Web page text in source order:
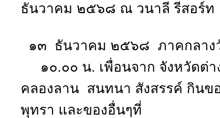
ธันวาคม ๒๕๖๘ ณ วนาลี รีสอร์ท
๑๓ ธันวาคม ๒๕๖๘ ภาคกลาง
๑๐.๐๐ น. เพื่อนจาก จังหวัดต่า
คลองลาน สนทนา สังสรรค์ กินข
พุทรา และของอื่นๆที่